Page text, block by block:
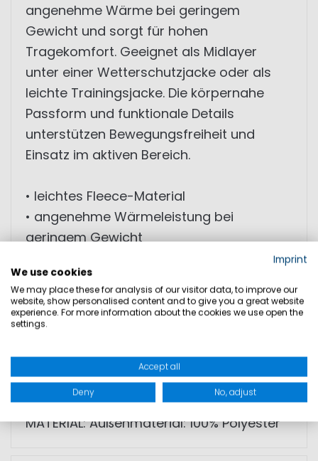
angenehme Wärme bei geringem
Gewicht und sorgt für hohen
Tragekomfort. Geeignet als Midlayer
unter einer Wetterschutzjacke oder als
leichte Trainingsjacke. Die körpernahe
Passform und funktionale Details
unterstützen Bewegungsfreiheit und
Einsatz im aktiven Bereich.
• leichtes Fleece-Material
• angenehme Wärmeleistung bei
geringem Gewicht
ausgeglichenes Körperklima
• Stehkragen für zusätzlichen Schutz
• seitliche Taschen mit Reißverschluss
und Taille
• körpernahe, sportliche Passform
MATERIAL: Außenmaterial: 100% Polyester
Imprint
We use cookies
We may place these for analysis of our visitor data, to improve our
website, show personalised content and to give you a great website
experience. For more information about the cookies we use open the
settings.
Accept all
Deny No, adjust